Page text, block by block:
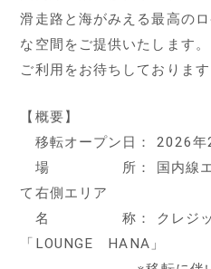
滑走路と海がみえる最高の
な空間をご提供いたします。
ご利用をお待ちしております
【概要】
移転オープン日： 2026年
場 所： 国内線エリ
て右側エリア
名 称： クレジット
「LOUNGE HANA」